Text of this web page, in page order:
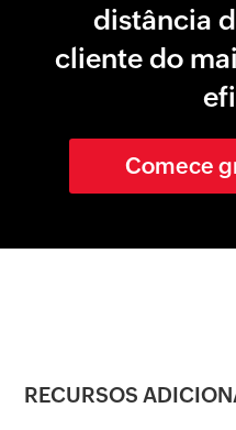
distância
cliente do
Comece
RECURSOS